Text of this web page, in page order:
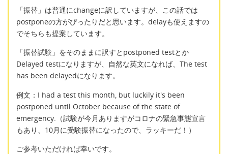
「振替」は普通にchangeに訳していますが、この話では
postponeの方がぴったりだと思います。delayも使えますの
でそちらも提案しています。
「振替試験」をそのままに訳すとpostponed testとか
Delayed testになりますが、自然な英文になれば、The test
has been delayedになります。
例文：I had a test this month, but luckily it's been
postponed until October because of the state of
emergency.（試験が今月ありますがコロナの緊急事態宣言
もあり、10月に受験振替になったので、ラッキーだ！）
ご参考いただければ幸いです。